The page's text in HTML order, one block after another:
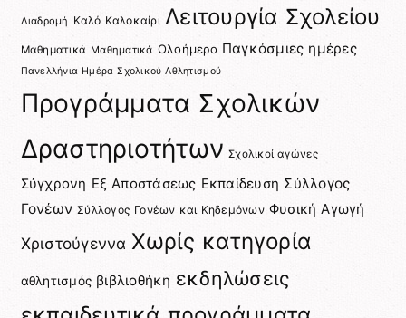
Διαδρομή Καλό Καλοκαίρι Λειτουργία Σχολείου
Μαθηματικά Μαθηματικά Ολοήμερο Παγκόσμιες ημέρες
Πανελλήνια Ημέρα Σχολικού Αθλητισμού
Προγράμματα Σχολικών
Δραστηριοτήτων Σχολικοί αγώνες
Σύγχρονη Εξ Αποστάσεως Εκπαίδευση Σύλλογος
Γονέων Σύλλογος Γονέων και Κηδεμόνων Φυσική Αγωγή
Χριστούγεννα Χωρίς κατηγορία
αθλητισμός βιβλιοθήκη εκδηλώσεις